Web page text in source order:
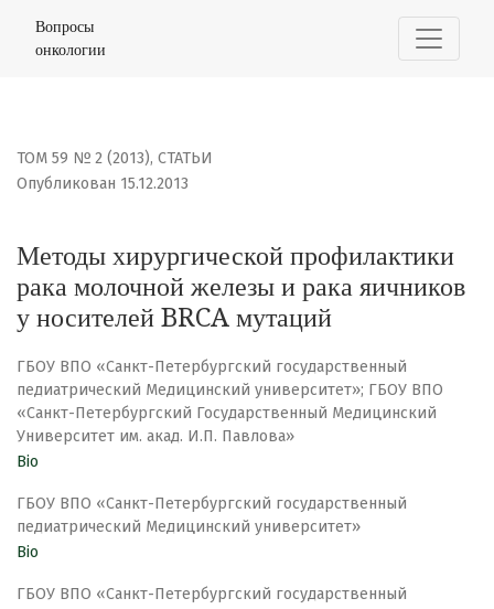
Методы хирургической профилактики рака молочной
Вопросы
онкологии
ТОМ 59 № 2 (2013), СТАТЬИ
Методы хирургической профилактики
рака молочной железы и рака яичников
у носителей BRCA мутаций
Опубликован 15.12.2013
ГБОУ ВПО «Санкт-Петербургский государственный
педиатрический Медицинский университет»; ГБОУ ВПО
«Санкт-Петербургский Государственный Медицинский
Университет им. акад. И.П. Павлова»
Bio
ГБОУ ВПО «Санкт-Петербургский государственный
педиатрический Медицинский университет»
Bio
ГБОУ ВПО «Санкт-Петербургский государственный